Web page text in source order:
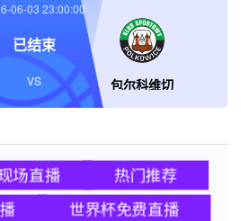
包尔科维切
06-03 23:00:00
已结束
VS
场直播
热门推荐
世界杯免费直播